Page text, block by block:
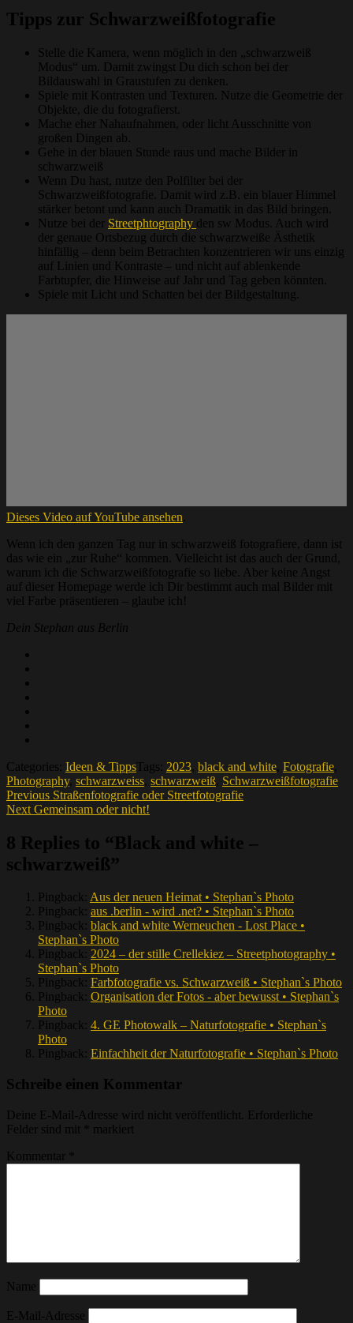
Tipps zur Schwarzweißfotografie
Stelle die Kamera, wenn möglich in den „schwarzweiß
Modus“ um. Damit zwingst Du dich schon bei der
Bildauswahl in Graustufen zu denken.
Spiele mit Kontrasten und Texturen. Nutze die Geometrie der
Objekte, die du fotografierst.
Mache eher Nahaufnahmen, oder licht Ausschnitte von
großen Dingen ab.
Gehe in der blauen Stunde raus und mache Bilder in
schwarzweiß
Wenn Du hast, nutze den Polfilter bei der
Schwarzweißfotografie. Damit wird z.B. ein blauer Himmel
stärker betont und kann auch Dramatik in das Bild bringen.
Nutze bei der Streetphtography den sw Modus. Auch wird
der genaue Ortsbezug durch die schwarzweiße Ästhetik
hinfällig – denn beim Betrachten konzentrieren wir uns einzig
auf Linien und Kontraste – und nicht auf ablenkende
Farbtupfer, die Hinweise auf Jahr und Tag geben könnten.
Spiele mit Licht und Schatten bei der Bildgestaltung.
Dieses Video auf YouTube ansehen
Wenn ich den ganzen Tag nur in schwarzweiß fotografiere, dann ist
das wie ein „zur Ruhe“ kommen. Vielleicht ist das auch der Grund,
warum ich die Schwarzweißfotografie so liebe. Aber keine Angst
auf dieser Homepage werde ich Dir bestimmt auch mal Bilder mit
viel Farbe präsentieren – glaube ich!
Dein Stephan aus Berlin
Categories: Ideen & Tipps Tags: 2023 black and white Fotografie
Photography, schwarzweiss schwarzweiß Schwarzweißfotografie
Beitragsnavigation
Previous Previous
post:
Straßenfotografie oder Streetfotografie
Next Next
Gemeinsam oder nicht!
8 Replies to “Black and white –
schwarzweiß”
Pingback: Aus der neuen Heimat • Stephan`s Photo
Pingback: aus .berlin - wird .net? • Stephan`s Photo
Pingback: black and white Werneuchen - Lost Place •
Stephan`s Photo
Pingback: 2024 – der stille Crellekiez – Streetphotography •
Stephan`s Photo
Pingback: Farbfotografie vs. Schwarzweiß • Stephan`s Photo
Pingback: Organisation der Fotos - aber bewusst • Stephan`s
Photo
Pingback: 4. GE Photowalk – Naturfotografie • Stephan`s
Photo
Pingback: Einfachheit der Naturfotografie • Stephan`s Photo
Schreibe einen Kommentar
Deine E-Mail-Adresse wird nicht veröffentlicht.
Erforderliche
Felder sind mit
markiert
Kommentar
Name
E-Mail-Adresse